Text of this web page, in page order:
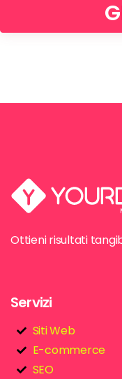
Ottieni risultati
Servizi
Siti Web
E-commerce
SEO